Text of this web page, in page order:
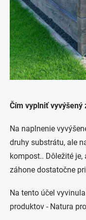
Čím vyplniť vyvýšený
Na naplnenie
druhy substrátu, ale
kompost.. Dôležité
záhone dostatočne
Na tento účel
produktov - Natura